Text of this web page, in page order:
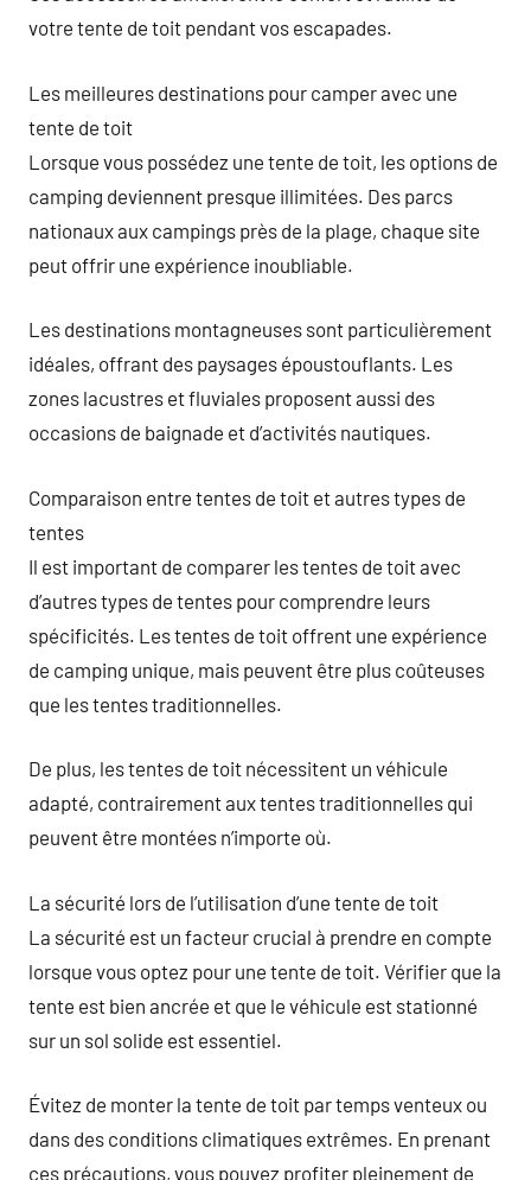
votre tente de toit pendant vos escapades.
Les meilleures destinations pour camper avec une
tente de toit
Lorsque vous possédez une tente de toit, les options de
camping deviennent presque illimitées. Des parcs
nationaux aux campings près de la plage, chaque site
peut offrir une expérience inoubliable.
Les destinations montagneuses sont particulièrement
idéales, offrant des paysages époustouflants. Les
zones lacustres et fluviales proposent aussi des
occasions de baignade et d’activités nautiques.
Comparaison entre tentes de toit et autres types de
tentes
Il est important de comparer les tentes de toit avec
d’autres types de tentes pour comprendre leurs
spécificités. Les tentes de toit offrent une expérience
de camping unique, mais peuvent être plus coûteuses
que les tentes traditionnelles.
De plus, les tentes de toit nécessitent un véhicule
adapté, contrairement aux tentes traditionnelles qui
peuvent être montées n’importe où.
La sécurité lors de l’utilisation d’une tente de toit
La sécurité est un facteur crucial à prendre en compte
lorsque vous optez pour une tente de toit. Vérifier que la
tente est bien ancrée et que le véhicule est stationné
sur un sol solide est essentiel.
Évitez de monter la tente de toit par temps venteux ou
dans des conditions climatiques extrêmes. En prenant
ces précautions, vous pouvez profiter pleinement de